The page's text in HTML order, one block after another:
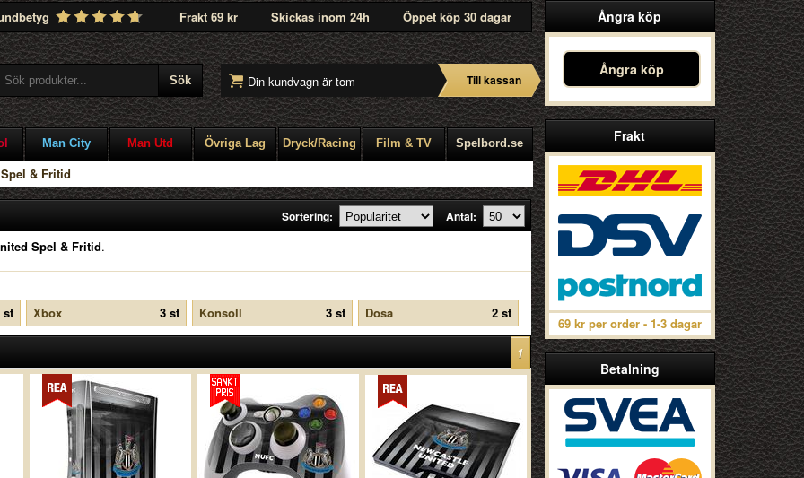
Frakt 69 kr Skickas inom 24h Öppet köp 30 dagar
Din kundvagn är tom Till kassan
Man City Man Utd Övriga Lag Dryck/Racing Film & TV Spelbord.se
Spel & Fritid
Ångra köp
Ångra köp
Frakt
69 kr per order - 1-3 dagar
Betalning
Sortering: Antal:
Spel & Fritid.
st Xbox 3 st Konsoll 3 st Dosa 2 st
1